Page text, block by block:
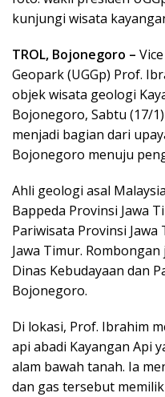
kunjungi wisata
TROL, Bojonegoro –
Geopark (UGGp) Prof.
objek wisata geologi
Bojonegoro, Sabtu (17/
menjadi bagian dari
Bojonegoro menuju
Ahli geologi asal
Bappeda Provinsi Jawa
Pariwisata Provinsi
Jawa Timur.
Dinas Kebudayaan dan
Bojonegoro.
Di lokasi, Prof. Ibrahim
api abadi Kayangan Api
alam bawah tanah. Ia
dan gas tersebut